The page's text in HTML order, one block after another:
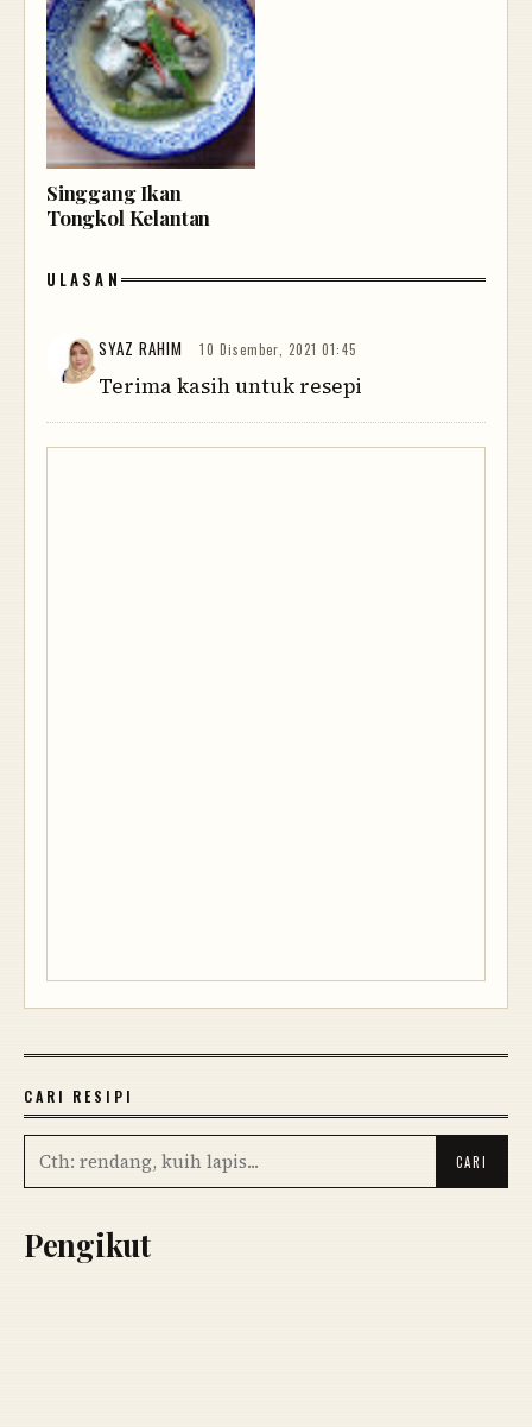
Singgang Ikan
Tongkol Kelantan
ULASAN
SYAZ RAHIM 10 Disember, 2021 01:45
Terima kasih untuk resepi
CARI RESIPI
Pengikut